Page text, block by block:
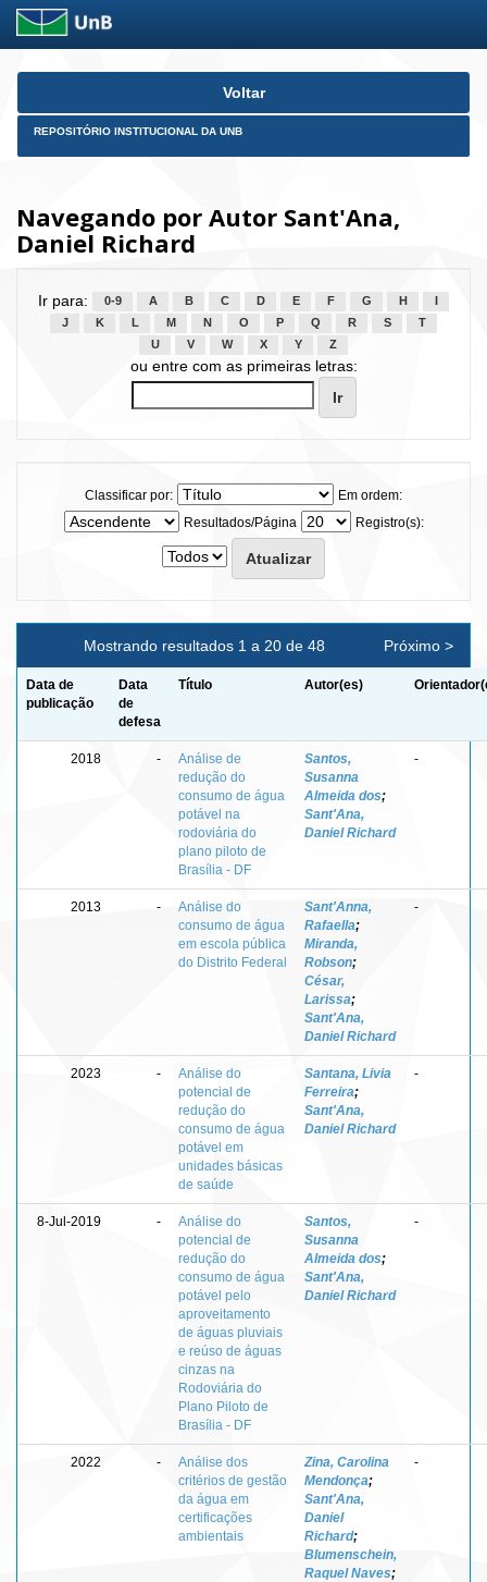
Skip
Voltar
REPOSITÓRIO INSTITUCIONAL DA UNB
Navegando por Autor Sant'Ana,
Daniel Richard
Ir para: 0-9 A B C D E F G H
J
K L M N O P Q R S
T
U
V W X Y Z
ou entre com as primeiras letras:
Classificar por:
Em ordem:
Resultados/Página
Registro(s):
Mostrando resultados 1 a 20 de 48 Próximo >
Data de
publicação
Data
de
defesa
Título Autor(es)
2018 -
Análise de
redução do
consumo de água
potável na
rodoviária do
plano piloto de
Brasília - DF
Santos,
Susanna
Almeida dos;
Sant'Ana,
Daniel Richard
-
2013 -
Análise do
consumo de água
em escola pública
do Distrito Federal
Sant'Anna,
Rafaella;
Miranda,
Robson;
César,
Larissa;
Sant'Ana,
Daniel Richard
-
2023 -
Análise do
potencial de
redução do
consumo de água
potável em
unidades básicas
de saúde
Santana, Livia
Ferreira;
Sant'Ana,
Daniel Richard
-
8-Jul-2019 -
Análise do
potencial de
redução do
consumo de água
potável pelo
aproveitamento
de águas pluviais
e reúso de águas
cinzas na
Rodoviária do
Plano Piloto de
Brasília - DF
Santos,
Susanna
Almeida dos;
Sant'Ana,
Daniel Richard
-
2022 -
Análise dos
critérios de gestão
da água em
certificações
ambientais
Zina, Carolina
Mendonça;
Sant'Ana,
Daniel
Richard;
Blumenschein,
Raquel Naves;
-